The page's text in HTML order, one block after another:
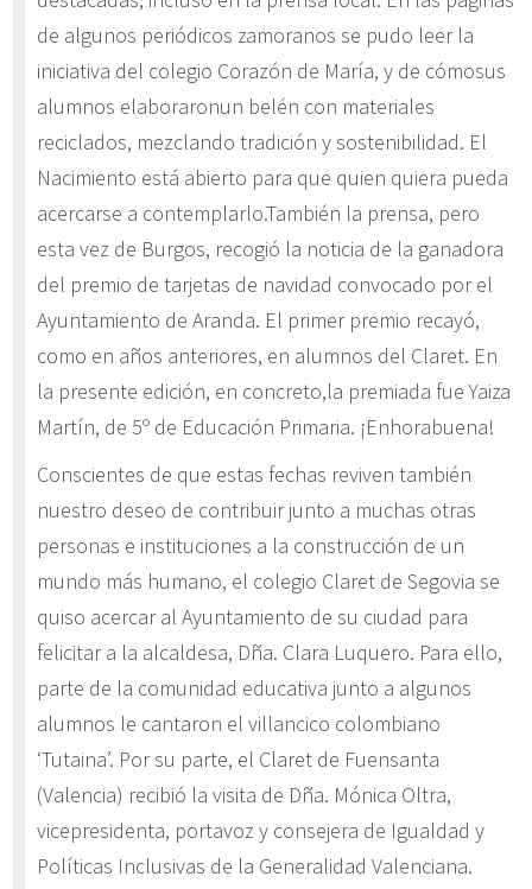
de algunos periódicos zamoranos se pudo leer la
iniciativa del colegio Corazón de María, y de cómosus
alumnos elaboraronun belén con materiales
reciclados, mezclando tradición y sostenibilidad. El
Nacimiento está abierto para que quien quiera pueda
acercarse a contemplarlo.También la prensa, pero
esta vez de Burgos, recogió la noticia de la ganadora
del premio de tarjetas de navidad convocado por el
Ayuntamiento de Aranda. El primer premio recayó,
como en años anteriores, en alumnos del Claret. En
la presente edición, en concreto,la premiada fue Yaiza
Martín, de 5º de Educación Primaria. ¡Enhorabuena!
Conscientes de que estas fechas reviven también
nuestro deseo de contribuir junto a muchas otras
personas e instituciones a la construcción de un
mundo más humano, el colegio Claret de Segovia se
quiso acercar al Ayuntamiento de su ciudad para
felicitar a la alcaldesa, Dña. Clara Luquero. Para ello,
parte de la comunidad educativa junto a algunos
alumnos le cantaron el villancico colombiano
‘Tutaina’. Por su parte, el Claret de Fuensanta
(Valencia) recibió la visita de Dña. Mónica Oltra,
vicepresidenta, portavoz y consejera de Igualdad y
Políticas Inclusivas de la Generalidad Valenciana.